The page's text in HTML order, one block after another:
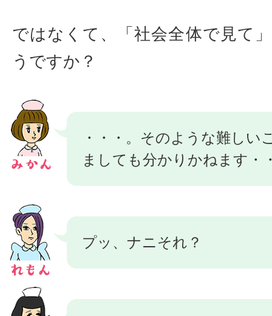
ではなくて、「社会全体で見て
うですか？
・・・。そのような難しい
ましても分かりかねます・
プッ、ナニそれ？